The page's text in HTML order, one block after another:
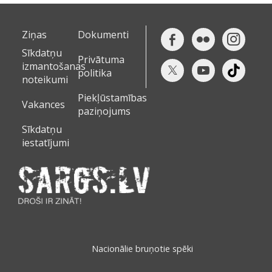
Ziņas
Dokumenti
Sīkdatņu
izmantošanas
noteikumi
Privātuma
politika
Vakances
Piekļūstamības
paziņojums
Sīkdatņu
iestatījumi
Nacionālie bruņotie spēki